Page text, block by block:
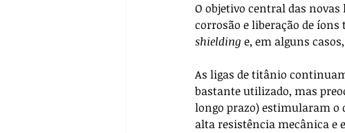
O objetivo central das
corrosão e liberação de
shielding e, em alguns
As ligas de titânio
bastante utilizado, mas
longo prazo) estimularam o
alta resistência mecânica e